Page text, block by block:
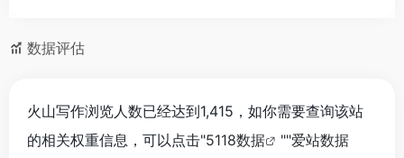
数据评估
火山写作浏览人数已经达到1,415，如你需要查询该站
的相关权重信息，可以点击"5118数据 ""爱站数据